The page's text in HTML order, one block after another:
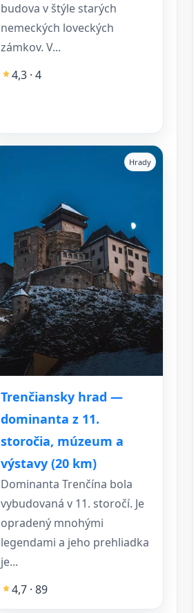
budova v štýle starých
nemeckých loveckých
zámkov. V...
4,3 · 4
Trenčiansky hrad —
dominanta z 11.
storočia, múzeum a
výstavy (20 km)
Hrady
Dominanta Trenčína bola
vybudovaná v 11. storočí. Je
opradený mnohými
legendami a jeho prehliadka
je...
4,7 · 89